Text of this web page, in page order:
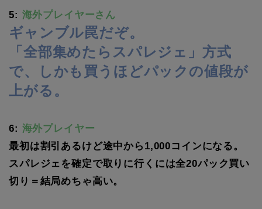
5: 海外プレイヤーさん
ギャンブル罠だぞ。
「全部集めたらスパレジェ」方式
で、しかも買うほどパックの値段が
上がる。
6: 海外プレイヤー
最初は割引あるけど途中から1,000コインになる。
スパレジェを確定で取りに行くには全20パック買い
切り＝結局めちゃ高い。